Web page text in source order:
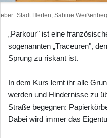
Stadt Herten, Sabine
„Parkour" ist eine
sogenannten „Traceuren",
Sprung zu riskant ist.
In dem Kurs lernt ihr alle
werden und Hindernisse zu
Straße begegnen:
Dabei wird immer das